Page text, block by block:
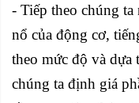
- Tiếp theo chúng
nổ của động cơ,
theo mức độ và dựa
chúng ta định giá